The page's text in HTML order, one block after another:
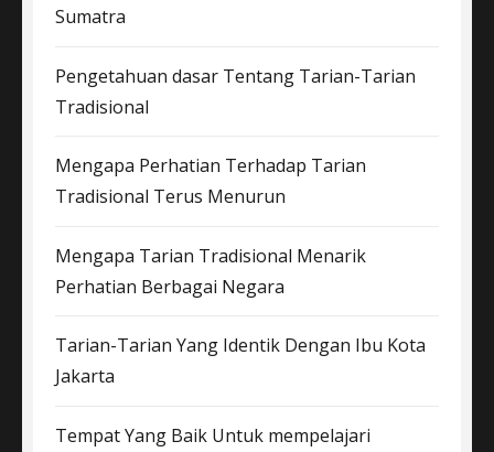
Sumatra
Pengetahuan dasar Tentang Tarian-Tarian
Tradisional
Mengapa Perhatian Terhadap Tarian
Tradisional Terus Menurun
Mengapa Tarian Tradisional Menarik
Perhatian Berbagai Negara
Tarian-Tarian Yang Identik Dengan Ibu Kota
Jakarta
Tempat Yang Baik Untuk mempelajari